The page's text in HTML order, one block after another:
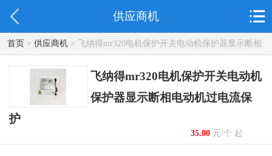
供应商机
首页> 供应商机> 飞纳得mr320电机保护开关电动机保护器显示断相
电动机过电流保护
飞纳得mr320电机保护开关电动机
保护器显示断相电动机过电流保
护
35.00元/个 起